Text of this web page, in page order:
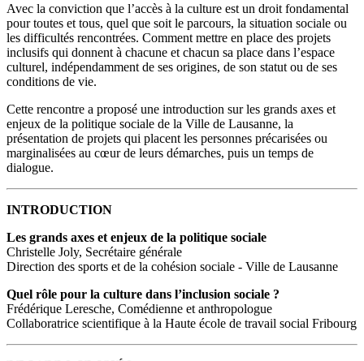
Avec la conviction que l’accès à la culture est un droit fondamental
pour toutes et tous, quel que soit le parcours, la situation sociale ou
les difficultés rencontrées. Comment mettre en place des projets
inclusifs qui donnent à chacune et chacun sa place dans l’espace
culturel, indépendamment de ses origines, de son statut ou de ses
conditions de vie.
Cette rencontre a proposé une introduction sur les grands axes et
enjeux de la politique sociale de la Ville de Lausanne, la
présentation de projets qui placent les personnes précarisées ou
marginalisées au cœur de leurs démarches, puis un temps de
dialogue.
INTRODUCTION
Les grands axes et enjeux de la politique sociale
Christelle Joly, Secrétaire générale
Direction des sports et de la cohésion sociale - Ville de Lausanne
Quel rôle pour la culture dans l’inclusion sociale ?
Frédérique Leresche, Comédienne et anthropologue
Collaboratrice scientifique à la Haute école de travail social Fribourg